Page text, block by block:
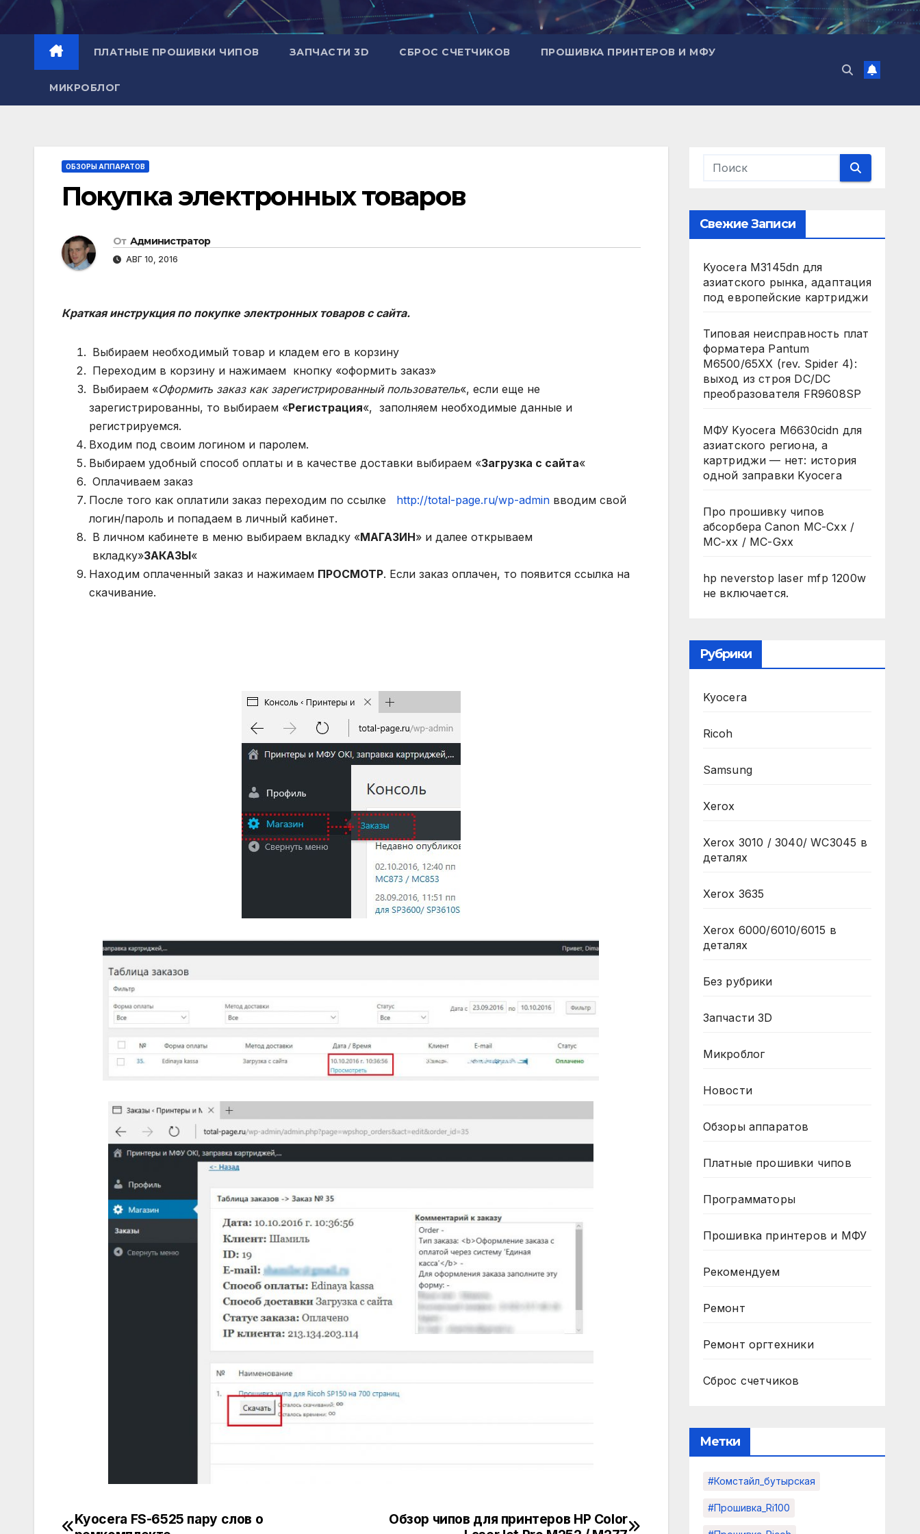
Перейти
содержимому
ПЛАТНЫЕ ПРОШИВКИ ЧИПОВ ЗАПЧАСТИ 3D СБРОС СЧЕТЧИКОВ ПРОШИВКА ПРИНТЕРОВ И МФУ
МИКРОБЛОГ
ОБЗОРЫ АППАРАТОВ
Покупка электронных товаров
От Администратор
АВГ 10, 2016
Краткая инструкция по покупке электронных товаров с сайта.
Выбираем необходимый товар и кладем его в корзину
Переходим в корзину и нажимаем кнопку «оформить заказ»
Выбираем «Оформить заказ как зарегистрированный пользователь«, если еще не
зарегистрированны, то выбираем «Регистрация«, заполняем необходимые данные и
регистрируемся.
Входим под своим логином и паролем.
Выбираем удобный способ оплаты и в качестве доставки выбираем «Загрузка с сайта«
Оплачиваем заказ
После того как оплатили заказ переходим по ссылке http://total-page.ru/wp-admin вводим свой
логин/пароль и попадаем в личный кабинет.
В личном кабинете в меню выбираем вкладку «МАГАЗИН» и далее открываем
вкладку»ЗАКАЗЫ«
Находим оплаченный заказ и нажимаем ПРОСМОТР. Если заказ оплачен, то появится ссылка на
скачивание.
Навигация
Обзор чипов для принтеров HP Color
Kyocera FS-6525 пару слов о
Свежие Записи
Kyocera M3145dn для
азиатского рынка, адаптация
под европейские картриджи
Типовая неисправность плат
форматера Pantum
M6500/65XX (rev. Spider 4):
выход из строя DC/DC
преобразователя FR9608SP
МФУ Kyocera M6630cidn для
азиатского региона, а
картриджи — нет: история
одной заправки Kyocera
Про прошивку чипов
абсорбера Canon MC-Cxx /
MC-xx / MC-Gxx
hp neverstop laser mfp 1200w
не включается.
Рубрики
Kyocera
Ricoh
Samsung
Xerox
Xerox 3010 / 3040/ WC3045 в
деталях
Xerox 3635
Xerox 6000/6010/6015 в
деталях
Без рубрики
Запчасти 3D
Микроблог
Новости
Обзоры аппаратов
Платные прошивки чипов
Программаторы
Прошивка принтеров и МФУ
Рекомендуем
Ремонт
Ремонт оргтехники
Сброс счетчиков
Метки
#комстайл_бутырская
#прошивка_Ri100